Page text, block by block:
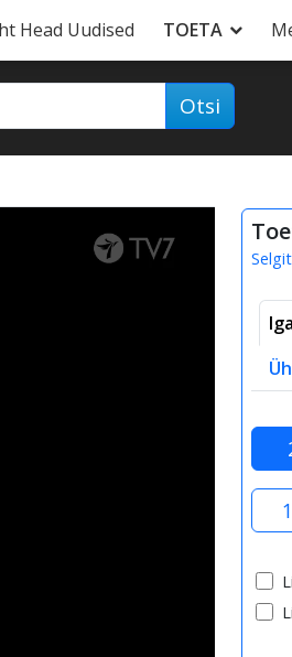
Head Uudised TOETA
Otsi